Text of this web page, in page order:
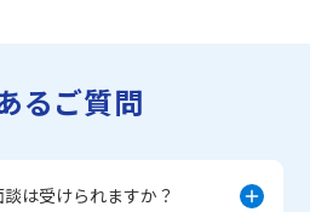
るご質問
は受けられますか？